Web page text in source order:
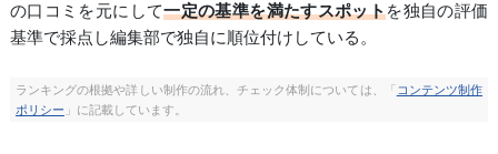
の口コミを元にして一定の基準を満たすスポットを独自の評価
基準で採点し編集部で独自に順位付けしている。
ランキングの根拠や詳しい制作の流れ、チェック体制については、「 コンテンツ制作
ポリシー 」に記載しています。